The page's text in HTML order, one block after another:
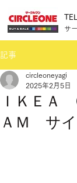
サ
記事
ＩＫＥＡ
ＡＭ サ
circleoneyagi
2025年2月5日